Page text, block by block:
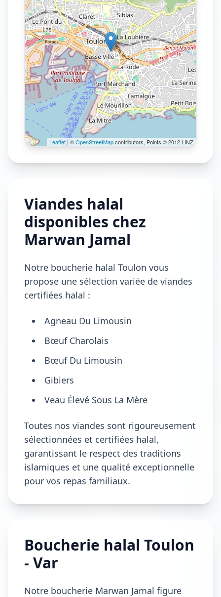
Leaflet| ©OpenStreetMapcontributors, Points © 2012 LINZ
Viandes halal
disponibles chez
Marwan Jamal
Notre boucherie halal Toulon vous
propose une sélection variée de viandes
certifiées halal :
Agneau Du Limousin
Bœuf Charolais
Bœuf Du Limousin
Gibiers
Veau Élevé Sous La Mère
Toutes nos viandes sont rigoureusement
sélectionnées et certifiées halal,
garantissant le respect des traditions
islamiques et une qualité exceptionnelle
pour vos repas familiaux.
Boucherie halal Toulon
- Var
Notre boucherie Marwan Jamal figure